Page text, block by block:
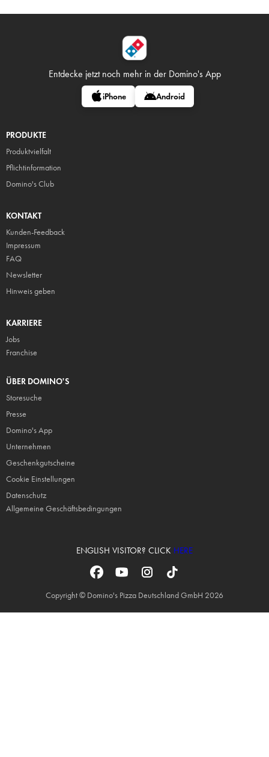
Entdecke jetzt noch mehr in der Domino's App
iPhone Android
PRODUKTE
Produktvielfalt
Pflichtinformation
Domino's Club
KONTAKT
Kunden-Feedback
Impressum
FAQ
Newsletter
Hinweis geben
KARRIERE
Jobs
Franchise
ÜBER DOMINO'S
Storesuche
Presse
Domino's App
Unternehmen
Geschenkgutscheine
Cookie Einstellungen
Datenschutz
Allgemeine Geschäftsbedingungen
ENGLISH VISITOR? CLICK HERE
Copyright © Domino's Pizza Deutschland GmbH 2026